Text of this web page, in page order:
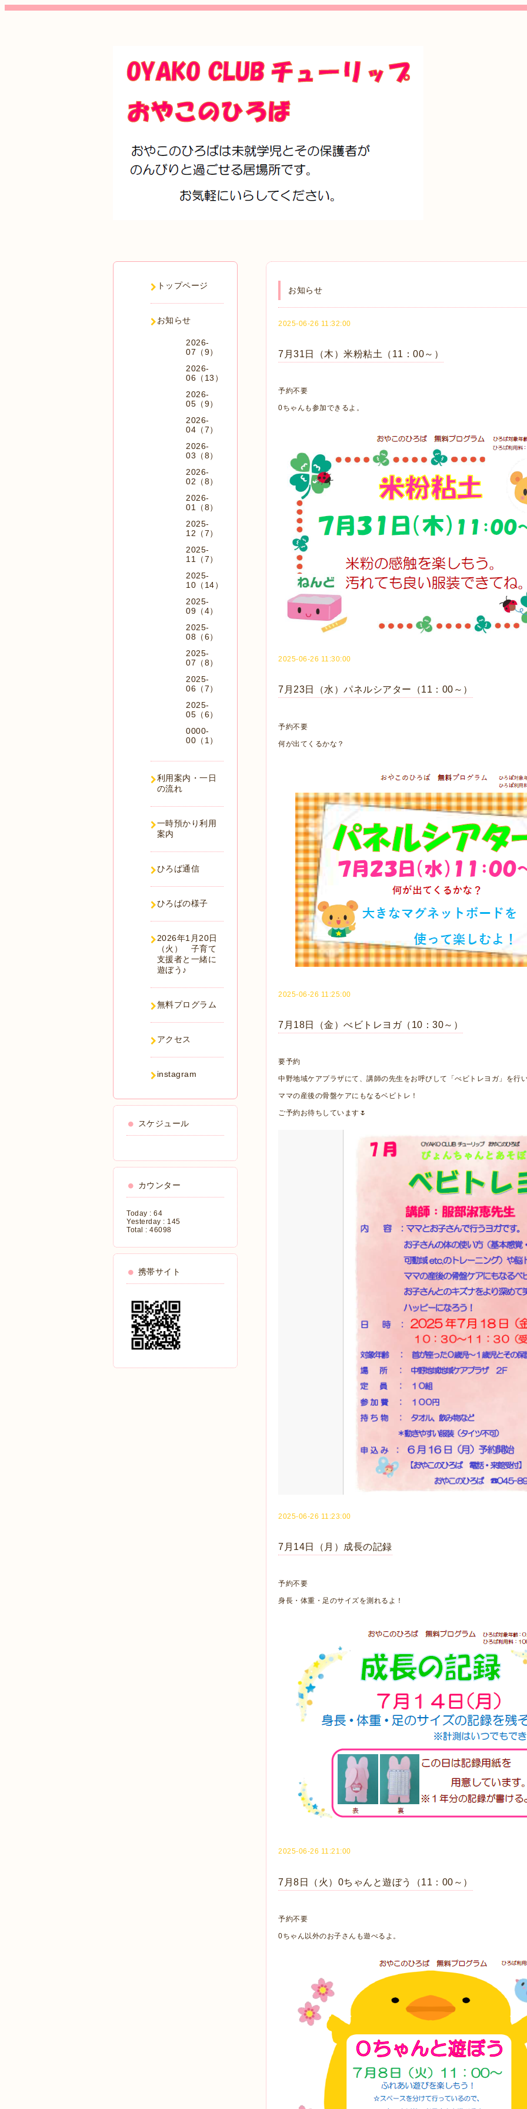
お知らせ
2025-06-26 11:32:00
7月31日（木）米粉粘土（11：00～）
予約不要
0ちゃんも参加できるよ。
2025-06-26 11:30:00
7月23日（水）パネルシアター（11：00～）
予約不要
何が出てくるかな？
2025-06-26 11:25:00
7月18日（金）べビトレヨガ（10：30～）
要予約
中野地域ケアプラザにて、講師の先生をお呼びして「べビトレヨガ」を行
ママの産後の骨盤ケアにもなるベビトレ！
ご予約お待ちしています🌷
2025-06-26 11:23:00
7月14日（月）成長の記録
予約不要
身長・体重・足のサイズを測れるよ！
2025-06-26 11:21:00
7月8日（火）0ちゃんと遊ぼう（11：00～）
予約不要
0ちゃん以外のお子さんも遊べるよ。
トップページ
お知らせ
2026-
07（9）
2026-
06（13）
2026-
05（9）
2026-
04（7）
2026-
03（8）
2026-
02（8）
2026-
01（8）
2025-
12（7）
2025-
11（7）
2025-
10（14）
2025-
09（4）
2025-
08（6）
2025-
07（8）
2025-
06（7）
2025-
05（6）
0000-
00（1）
利用案内・一日
の流れ
一時預かり利用
案内
ひろば通信
ひろばの様子
2026年1月20日
（火） 子育て
支援者と一緒に
遊ぼう♪
無料プログラム
アクセス
instagram
スケジュール
カウンター
Today : 64
Yesterday : 145
Total : 46098
携帯サイト